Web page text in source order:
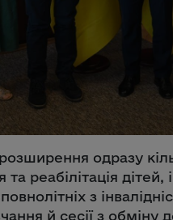
одразу
реабілітація
з
й сесії з обміну